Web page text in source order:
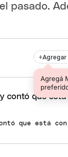
pasado.
+Agregar
Agregá
que está